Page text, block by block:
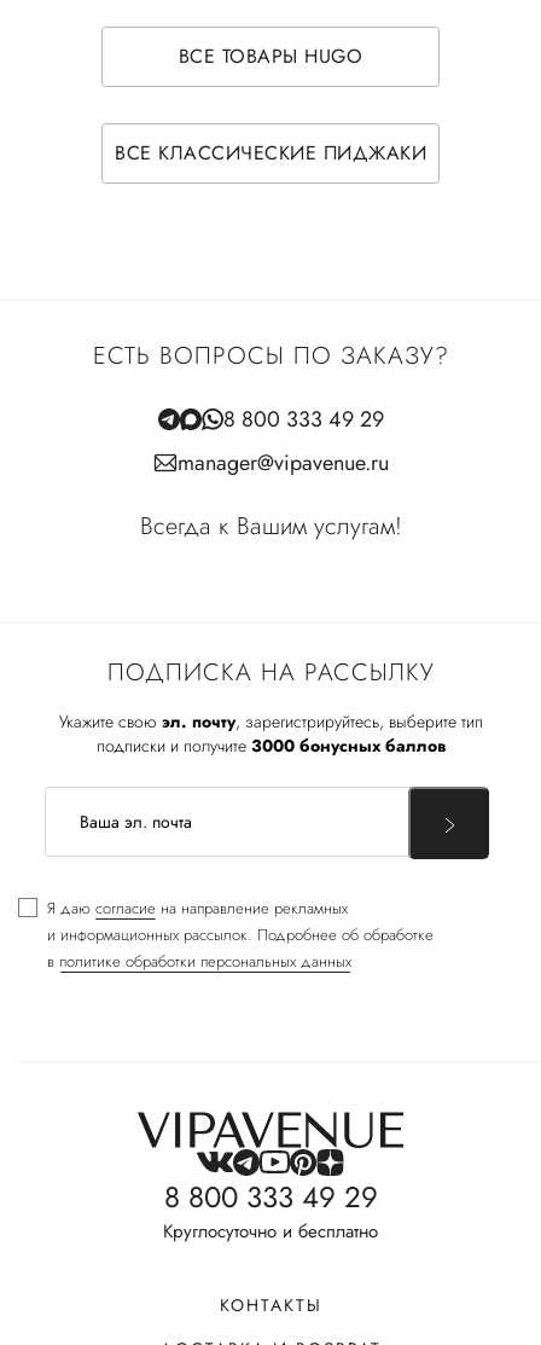
ВСЕ ТОВАРЫ HUGO
ВСЕ КЛАССИЧЕСКИЕ ПИДЖАКИ
ПОДПИСКА НА РАССЫЛКУ
Укажите свою эл. почту, зарегистрируйтесь, выберите тип
подписки и получите 3000 бонусных баллов
Я даю согласие на направление рекламных
и информационных рассылок. Подробнее об обработке
в политике обработки персональных данных
ЕСТЬ ВОПРОСЫ ПО ЗАКАЗУ?
8 800 333 49 29
manager@vipavenue.ru
Всегда к Вашим услугам!
8 800 333 49 29
Круглосуточно и бесплатно
КОНТАКТЫ